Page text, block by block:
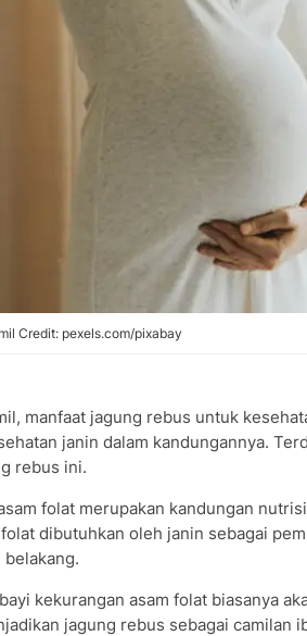
Credit: pexels.com/pixabay
manfaat jagung rebus untuk
janin dalam kandungannya.
rebus ini.
folat merupakan kandungan
dibutuhkan oleh janin sebagai
kekurangan asam folat biasanya
jagung rebus sebagai camilan